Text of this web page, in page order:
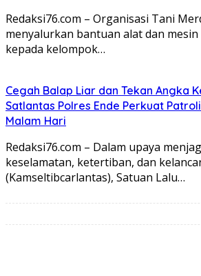
Redaksi76.com – Organisasi Tani
menyalurkan bantuan alat dan
kepada kelompok…
Cegah Balap Liar dan Tekan Angka
Satlantas Polres Ende Perkuat
Malam Hari
Redaksi76.com – Dalam upaya
keselamatan, ketertiban, dan
(Kamseltibcarlantas), Satuan Lalu…